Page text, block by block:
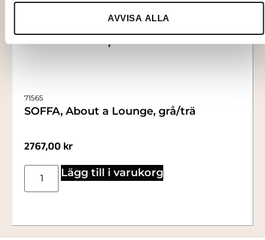
AVVISA ALLA
71565
SOFFA, About a Lounge, grå/trä
2767,00 kr
Lägg till i varukorg